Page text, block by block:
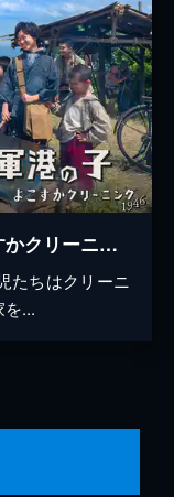
【特集ドラマ】軍港の子～よこすかクリーニング１９４６～
たちはクリーニ
...